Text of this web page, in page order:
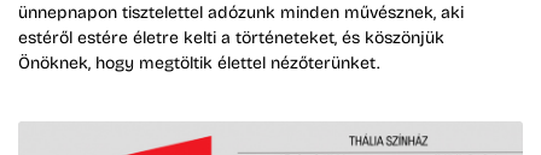
ünnepnapon tisztelettel adózunk minden művésznek, aki
estéről estére életre kelti a történeteket, és köszönjük
Önöknek, hogy megtöltik élettel nézőterünket.